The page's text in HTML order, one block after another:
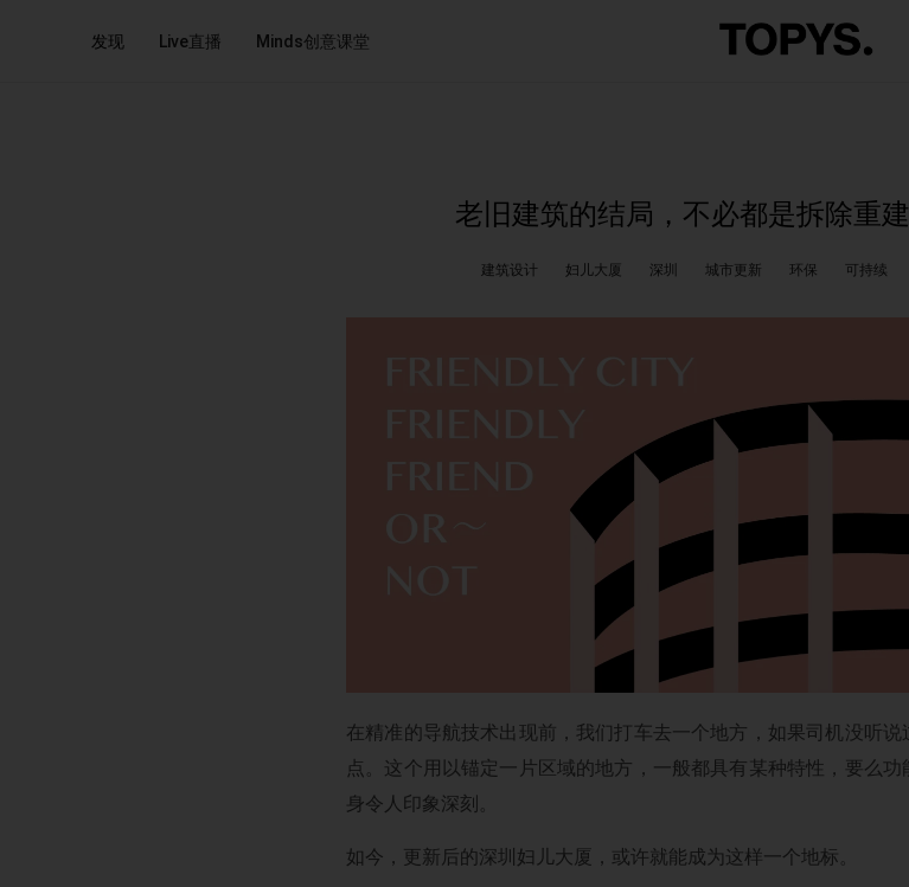
发现 Live直播 Minds创意课堂
老旧建筑的结局，不必都是拆除重
建筑设计 妇儿大厦 深圳 城市更新 环保 可持续
在精准的导航技术出现前，我们打车去一个地方，如果司机没听
点。这个用以锚定一片区域的地方，一般都具有某种特性，要么
身令人印象深刻。
如今，更新后的深圳妇儿大厦，或许就能成为这样一个地标。